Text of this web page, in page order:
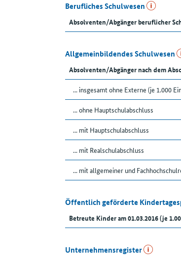
Berufliches Schulwesen
Absolventen/Abgänger beruflicher
Allgemeinbildendes Schulwesen
Absolventen/Abgänger nach dem
... insgesamt ohne Externe (je 1.000
... ohne Hauptschulabschluss
... mit Hauptschulabschluss
... mit Realschulabschluss
... mit allgemeiner und
Öffentlich geförderte
Betreute Kinder am 01.03.2016 (je
Unternehmensregister